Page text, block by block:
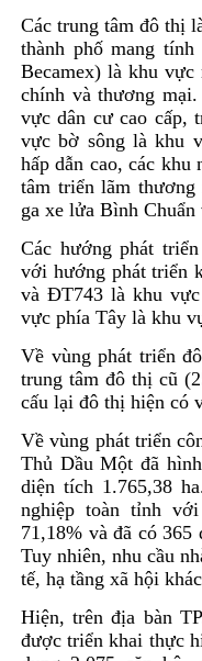
Các trung tâm đô thị
thành phố mang
Becamex) là khu
chính và thương
vực dân cư cao cấp,
vực bờ sông là khu
hấp dẫn cao, các
tâm triển lãm
ga xe lửa Bình
Các hướng phát
với hướng phát triển
và ĐT743 là khu
vực phía Tây là khu
Về vùng phát triển
trung tâm đô thị cũ
cấu lại đô thị hiện có
Về vùng phát triển
Thủ Dầu Một đã
diện tích 1.765,38
nghiệp toàn tỉnh
71,18% và đã có 365
Tuy nhiên, nhu cầu
tế, hạ tầng xã hội
Hiện, trên địa bàn
được triển khai thực